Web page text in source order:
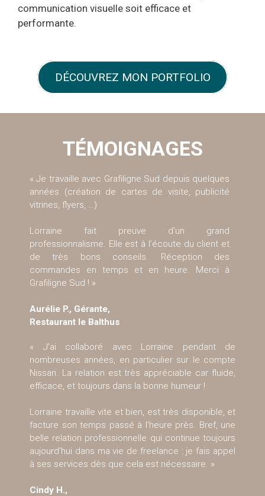
communication visuelle soit efficace et
performante.
DÉCOUVREZ MON PORTFOLIO
TÉMOIGNAGES
« Je travaille avec Grafiligne Sud depuis quelques
années (création de cartes de visite, publicité
vitrines, flyers, …)
Lorraine fait preuve d’un grand
professionnalisme. Elle est à l’écoute du client et
de très bons conseils. Réception des
commandes en temps et en heure. Merci à
Grafiligne Sud ! »
Aurélie P., Gérante,
Restaurant le Balthus
« J’ai collaboré avec Lorraine pendant de
nombreuses années, en particulier sur le compte
Nissan. La relation est très appréciable car fluide,
efficace, et toujours dans la bonne humeur !
Lorraine travaille vite et bien, est très disponible, et
facture son temps passé à l’heure près. Bref, une
belle relation professionnelle qui continue toujours
aujourd’hui dans ma vie de freelance : je fais appel
à ses services dès que cela est nécessaire. »
Cindy H.,